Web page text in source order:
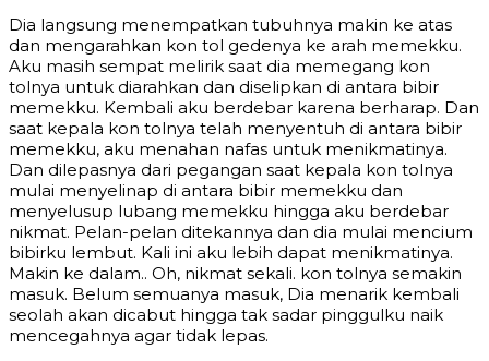
Dia langsung menempatkan tubuhnya makin ke atas
dan mengarahkan kon tol gedenya ke arah memekku.
Aku masih sempat melirik saat dia memegang kon
tolnya untuk diarahkan dan diselipkan di antara bibir
memekku. Kembali aku berdebar karena berharap. Dan
saat kepala kon tolnya telah menyentuh di antara bibir
memekku, aku menahan nafas untuk menikmatinya.
Dan dilepasnya dari pegangan saat kepala kon tolnya
mulai menyelinap di antara bibir memekku dan
menyelusup lubang memekku hingga aku berdebar
nikmat. Pelan-pelan ditekannya dan dia mulai mencium
bibirku lembut. Kali ini aku lebih dapat menikmatinya.
Makin ke dalam.. Oh, nikmat sekali. kon tolnya semakin
masuk. Belum semuanya masuk, Dia menarik kembali
seolah akan dicabut hingga tak sadar pinggulku naik
mencegahnya agar tidak lepas.